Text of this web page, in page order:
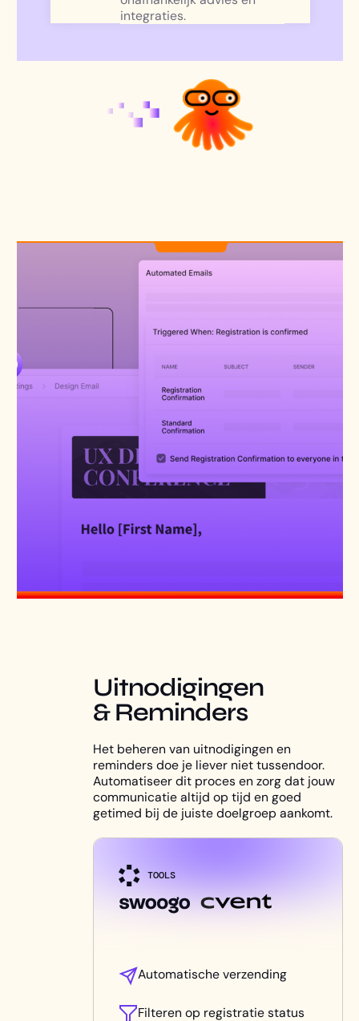
integraties.
Uitnodigingen
& Reminders
Het beheren van uitnodigingen en
reminders doe je liever niet tussendoor.
Automatiseer dit proces en zorg dat jouw
communicatie altijd op tijd en goed
getimed bij de juiste doelgroep aankomt.
TOOLS
Automatische verzending
Filteren op registratie status